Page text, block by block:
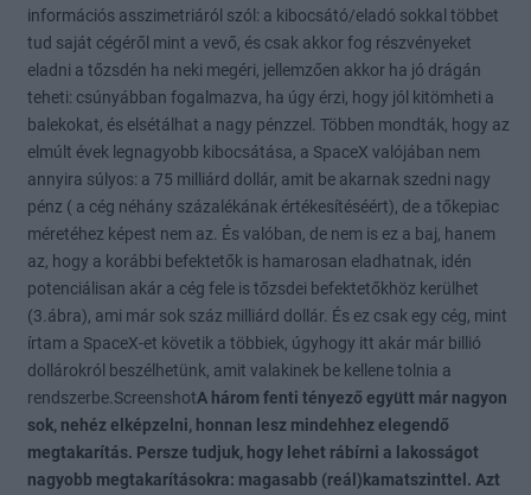
információs asszimetriáról szól: a kibocsátó/eladó sokkal többet
tud saját cégéről mint a vevő, és csak akkor fog részvényeket
eladni a tőzsdén ha neki megéri, jellemzően akkor ha jó drágán
teheti: csúnyábban fogalmazva, ha úgy érzi, hogy jól kitömheti a
balekokat, és elsétálhat a nagy pénzzel. Többen mondták, hogy az
elmúlt évek legnagyobb kibocsátása, a SpaceX valójában nem
annyira súlyos: a 75 milliárd dollár, amit be akarnak szedni nagy
pénz ( a cég néhány százalékának értékesítéséért), de a tőkepiac
méretéhez képest nem az. És valóban, de nem is ez a baj, hanem
az, hogy a korábbi befektetők is hamarosan eladhatnak, idén
potenciálisan akár a cég fele is tőzsdei befektetőkhöz kerülhet
(3.ábra), ami már sok száz milliárd dollár. És ez csak egy cég, mint
írtam a SpaceX-et követik a többiek, úgyhogy itt akár már billió
dollárokról beszélhetünk, amit valakinek be kellene tolnia a
rendszerbe.ScreenshotA három fenti tényező együtt már nagyon
sok, nehéz elképzelni, honnan lesz mindehhez elegendő
megtakarítás. Persze tudjuk, hogy lehet rábírni a lakosságot
nagyobb megtakarításokra: magasabb (reál)kamatszinttel. Azt